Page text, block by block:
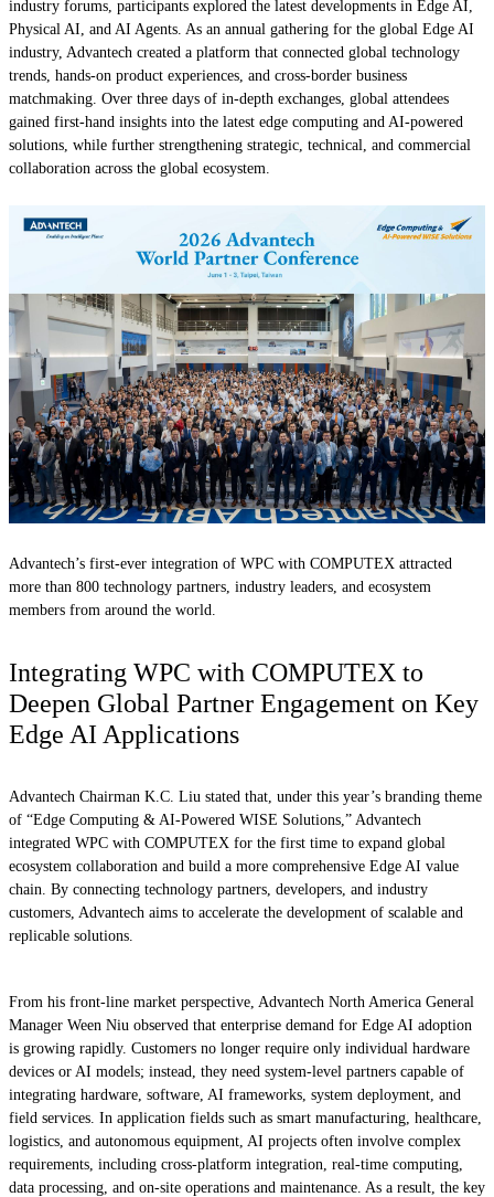
industry forums, participants explored the latest developments in Edge AI,
Physical AI, and AI Agents. As an annual gathering for the global Edge AI
industry, Advantech created a platform that connected global technology
trends, hands-on product experiences, and cross-border business
matchmaking. Over three days of in-depth exchanges, global attendees
gained first-hand insights into the latest edge computing and AI-powered
solutions, while further strengthening strategic, technical, and commercial
collaboration across the global ecosystem.
Advantech’s first-ever integration of WPC with COMPUTEX attracted
more than 800 technology partners, industry leaders, and ecosystem
members from around the world.
Integrating WPC with COMPUTEX to
Deepen Global Partner Engagement on Key
Edge AI Applications
Advantech Chairman K.C. Liu stated that, under this year’s branding theme
of “Edge Computing & AI-Powered WISE Solutions,” Advantech
integrated WPC with COMPUTEX for the first time to expand global
ecosystem collaboration and build a more comprehensive Edge AI value
chain. By connecting technology partners, developers, and industry
customers, Advantech aims to accelerate the development of scalable and
replicable solutions.
From his front-line market perspective, Advantech North America General
Manager Ween Niu observed that enterprise demand for Edge AI adoption
is growing rapidly. Customers no longer require only individual hardware
devices or AI models; instead, they need system-level partners capable of
integrating hardware, software, AI frameworks, system deployment, and
field services. In application fields such as smart manufacturing, healthcare,
logistics, and autonomous equipment, AI projects often involve complex
requirements, including cross-platform integration, real-time computing,
data processing, and on-site operations and maintenance. As a result, the key